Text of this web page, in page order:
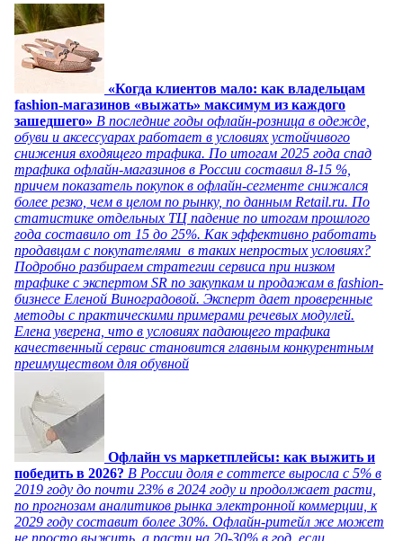
«Когда клиентов мало: как владельцам
fashion-магазинов «выжать» максимум из каждого
зашедшего» В последние годы офлайн-розница в одежде,
обуви и аксессуарах работает в условиях устойчивого
снижения входящего трафика. По итогам 2025 года спад
трафика офлайн-магазинов в России составил 8-15 %,
причем показатель покупок в офлайн-сегменте снижался
более резко, чем в целом по рынку, по данным Retail.ru. По
статистике отдельных ТЦ падение по итогам прошлого
года составило от 15 до 25%. Как эффективно работать
продавцам с покупателями в таких непростых условиях?
Подробно разбираем стратегии сервиса при низком
трафике с экспертом SR по закупкам и продажам в fashion-
бизнесе Еленой Виноградовой. Эксперт дает проверенные
методы с практическими примерами речевых модулей.
Елена уверена, что в условиях падающего трафика
качественный сервис становится главным конкурентным
преимуществом для обувной
Офлайн vs маркетплейсы: как выжить и
победить в 2026? В России доля e commerce выросла с 5% в
2019 году до почти 23% в 2024 году и продолжает расти,
по прогнозам аналитиков рынка электронной коммерции, к
2029 году составит более 30%. Офлайн-ритейл же может
не просто выжить, а расти на 20-30% в год, если